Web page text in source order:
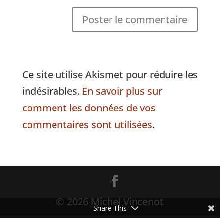
Ce site utilise Akismet pour réduire les
indésirables. En savoir plus sur
comment les données de vos
commentaires sont utilisées.
© 2026 Michel Vincenot
Share This